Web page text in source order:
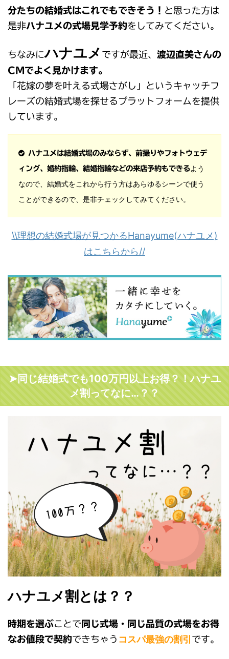
分たちの結婚式はこれでもできそう！ と思った方は
是非ハナユメの式場見学予約をしてみてください。
ちなみにハナユメ ですが最近、 渡辺直美さんの
CMでよく見かけます。
「花嫁の夢を叶える式場さがし」というキャッチフ
レーズの結婚式場を探せるプラットフォームを提供
しています。
ハナユメは結婚式場のみならず、前撮りやフォトウェデ
ィング、婚約指輪、結婚指輪などの来店予約もできるよう
なので、結婚式をこれから行う方はあらゆるシーンで使う
ことができるので、是非チェックしてみてください。
\\理想の結婚式場が見つかるHanayume(ハナユメ)
はこちらから//
➤同じ結婚式でも100万円以上お得？！ハナユ
メ割ってなに…？？
ハナユメ割とは？？
時期を選ぶことで 同じ式場・同じ品質の式場をお得
なお値段で契約できちゃう コスパ最強の割引 です。